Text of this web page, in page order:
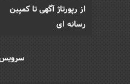
از رپورتاژ آگهی تا کمپین
رسانه ای